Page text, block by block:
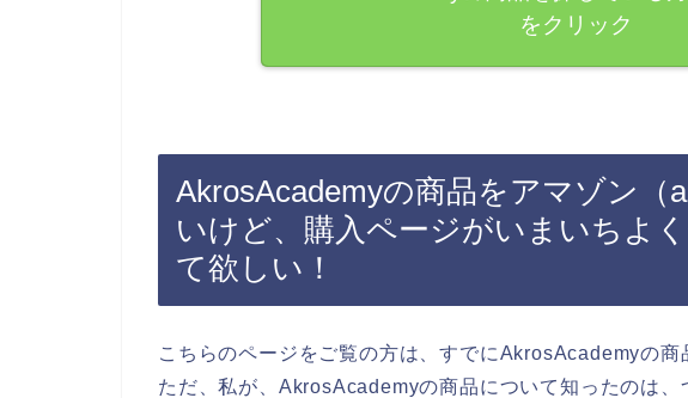
をクリック
AkrosAcademyの商品をアマゾン（
いけど、購入ページがいまいちよ
て欲しい！
こちらのページをご覧の方は、すでにAkrosAcademyの商
ただ、私が、AkrosAcademyの商品について知ったのは